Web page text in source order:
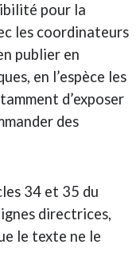
pour la
les coordinateurs
publier en
en l’espèce les
d’exposer
des
34 et 35 du
directrices,
le texte ne le